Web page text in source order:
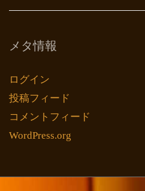
メタ情報
ログイン
投稿フィード
コメントフィード
WordPress.org